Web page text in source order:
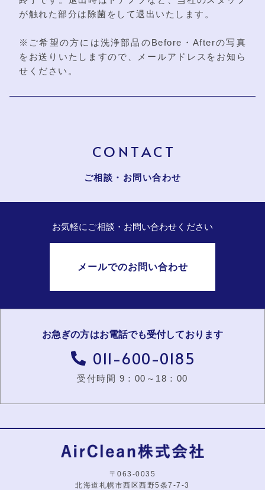
が触れた部分は除菌をして退出いたします。
※ご希望の方には洗浄部品のBefore・Afterの写真
をお送りいたしますので、メールアドレスをお知ら
せください。
CONTACT
ご相談・お問い合わせ
お気軽にご相談・お問い合わせください
メールでのお問い合わせ
お急ぎの方はお電話でも受付しております
011-600-0185
受付時間 9：00～18：00
〒063-0035
北海道札幌市西区西野5条7-7-3